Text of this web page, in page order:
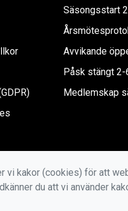
Säsongsstart
Avvikande
Påsk stängt 2-
Medlemskap
vi kakor (cookies) för att
du att vi använder